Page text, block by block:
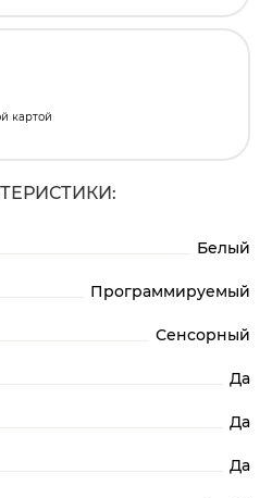
картой
Белый
Программируемый
Сенсорный
Да
Да
Да